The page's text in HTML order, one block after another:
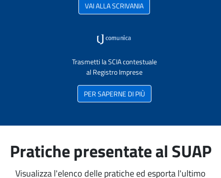
VAI ALLA SCRIVANIA
Trasmetti la SCIA contestuale
al Registro Imprese
PER SAPERNE DI PIÙ
Pratiche presentate al SUAP
Visualizza l'elenco delle pratiche ed esporta l'ultimo